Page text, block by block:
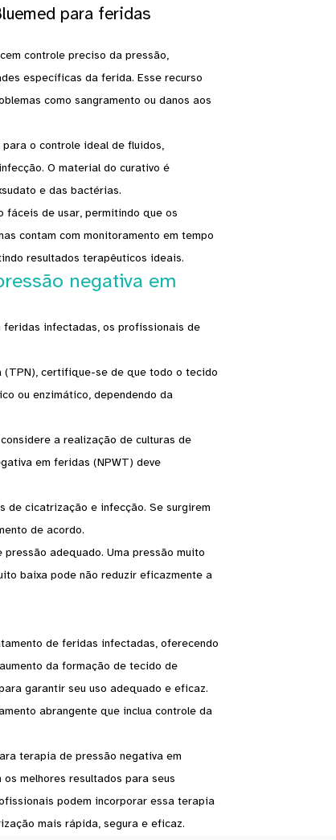
​​para feridas
controle preciso da pressão,
específicas da ferida. Esse recurso
como sangramento ou danos aos
o controle ideal de fluidos,
O material do curativo é
e das bactérias.
fáceis de usar, permitindo que os
contam com monitoramento em tempo
resultados terapêuticos ideais.
negativa em
feridas infectadas, os profissionais de
certifique-se de que todo o tecido
ou enzimático, dependendo da
a realização de culturas de
em feridas (NPWT) deve
de cicatrização e infecção. Se surgirem
de acordo.
adequado. Uma pressão muito
baixa pode não reduzir eficazmente a
de feridas infectadas, oferecendo
da formação de tecido de
garantir seu uso adequado e eficaz.
abrangente que inclua controle da
terapia de pressão negativa em
melhores resultados para seus
podem incorporar essa terapia
mais rápida, segura e eficaz.